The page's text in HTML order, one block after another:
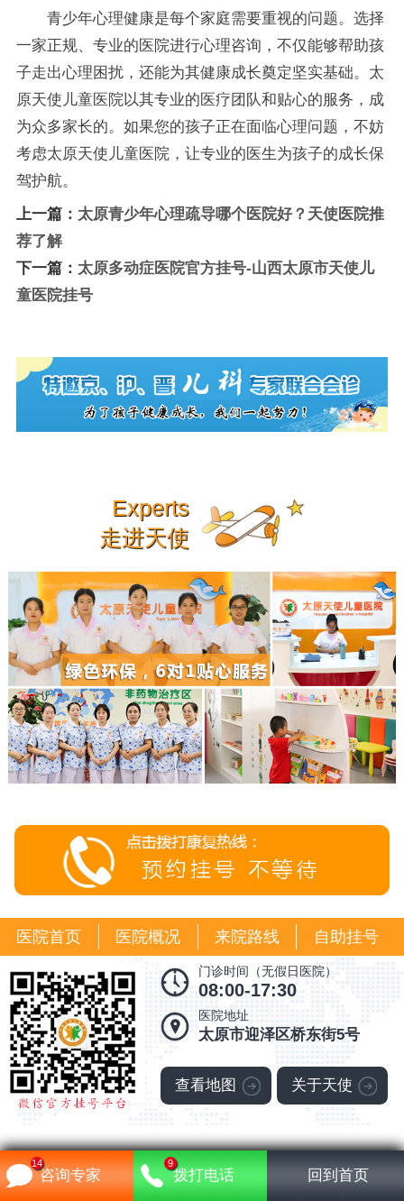
青少年心理健康是每个家庭需要重视的问题。选择
一家正规、专业的医院进行心理咨询，不仅能够帮助孩
子走出心理困扰，还能为其健康成长奠定坚实基础。太
原天使儿童医院以其专业的医疗团队和贴心的服务，成
为众多家长的。如果您的孩子正在面临心理问题，不妨
考虑太原天使儿童医院，让专业的医生为孩子的成长保
驾护航。
上一篇： 太原青少年心理疏导哪个医院好？天使医院推
荐了解
下一篇： 太原多动症医院官方挂号-山西太原市天使儿
童医院挂号
Experts
走进天使
医院首页 医院概况 来院路线 自助挂号
门诊时间（无假日医院）
08:00-17:30
医院地址
太原市迎泽区桥东街5号
查看地图 关于天使
晋ICP备18007667号-16
咨询专家
14
拨打电话
9
回到首页